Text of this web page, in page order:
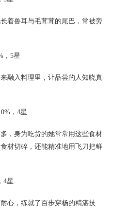
着兽耳与毛茸茸的尾巴，常被旁
，5星
融入料理里，让品尝的人知晓真
，4星
，身为吃货的她常常用这些食材
材切碎，还能精准地用飞刀把鲜
4星
心，练就了百步穿杨的精湛技